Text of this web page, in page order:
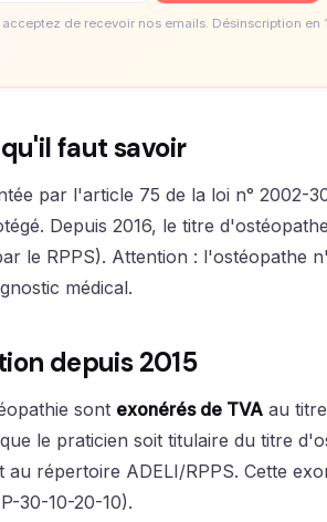
de recevoir nos emails. Désinscription en
faut savoir
par l'article 75 de la loi n° 2002-
Depuis 2016, le titre
le RPPS). Attention : l'ostéopathe
médical.
depuis 2015
sont exonérés de TVA au
le praticien soit titulaire du titre
répertoire ADELI/RPPS. Cette
30-10-20-10).